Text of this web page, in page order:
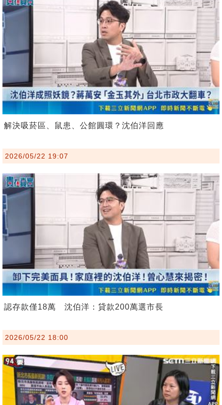
解決吸菸區、鼠患、公館圓環？沈伯洋回應
2026/05/22 19:07
認存款僅18萬 沈伯洋：貸款200萬選市長
2026/05/22 18:00